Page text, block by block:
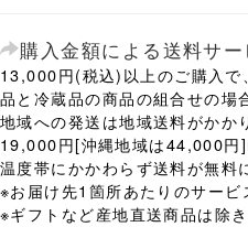
購入金額による送料サー
13,000円(税込)以上のご購入で
品と冷蔵品の商品の組合せの場
地域への発送は地域送料がかか
19,000円[沖縄地域は44,000円
温度帯にかかわらず送料が無料
※お届け先1箇所あたりのサービ
※ギフトなど産地直送商品は除